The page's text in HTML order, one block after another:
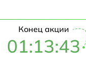
Конец акции
01:13:42